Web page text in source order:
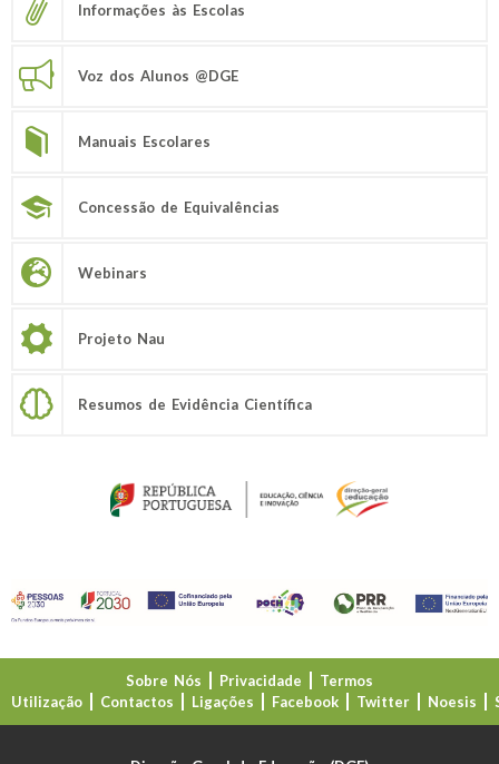
Informações às Escolas
Voz dos Alunos @DGE
Manuais Escolares
Concessão de Equivalências
Webinars
Projeto Nau
Resumos de Evidência Científica
Sobre Nós Privacidade
Termos
Utilização
Contactos Ligações Facebook Twitter Noesis